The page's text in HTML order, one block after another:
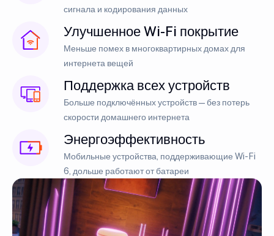
сигнала и кодирования данных
Улучшенное Wi-Fi покрытие
Меньше помех в многоквартирных домах для
интернета вещей
Поддержка всех устройств
Больше подключённых устройств — без потерь
скорости домашнего интернета
Энергоэффективность
Мобильные устройства, поддерживающие Wi-Fi
6, дольше работают от батареи